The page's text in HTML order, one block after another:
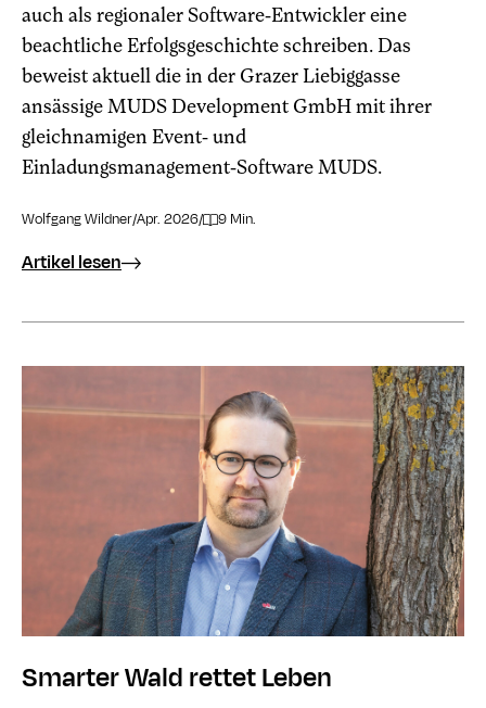
auch als regionaler Software-Entwickler eine
beachtliche Erfolgsgeschichte schreiben. Das
beweist aktuell die in der Grazer Liebiggasse
ansässige MUDS Development GmbH mit ihrer
gleichnamigen Event- und
Einladungsmanagement-Software MUDS.
Wolfgang Wildner/Apr. 2026/ 9 Min.
Artikel lesen
Smarter Wald rettet Leben